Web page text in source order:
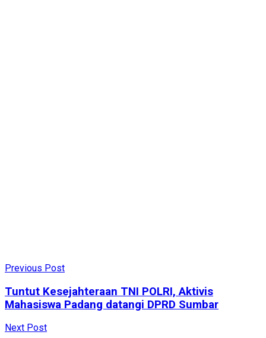
Previous Post
Tuntut Kesejahteraan TNI POLRI, Aktivis
Mahasiswa Padang datangi DPRD Sumbar
Next Post